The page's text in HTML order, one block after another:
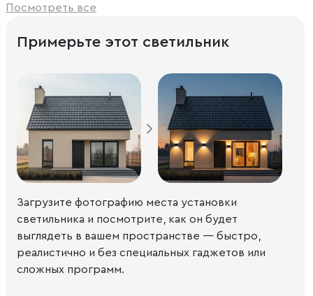
Посмотреть все
Примерьте этот светильник
Загрузите фотографию места установки
светильника и посмотрите, как он будет
выглядеть в вашем пространстве — быстро,
реалистично и без специальных гаджетов или
сложных программ.